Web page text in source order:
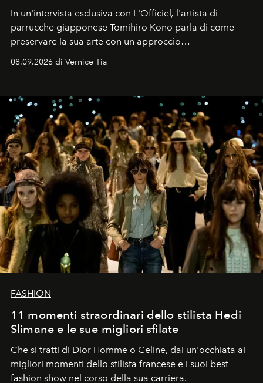
In un'intervista esclusiva con L'Officiel, l'artista di
parrucche giapponese Tomihiro Kono parla di come
preservare la sua arte con un approccio
contemporaneo.
08.09.2026 di Vernice Tia
FASHION
11 momenti straordinari dello stilista Hedi
Slimane e le sue migliori sfilate
Che si tratti di Dior Homme o Celine, dai un'occhiata ai
migliori momenti dello stilista francese e i suoi best
fashion show nel corso della sua carriera.